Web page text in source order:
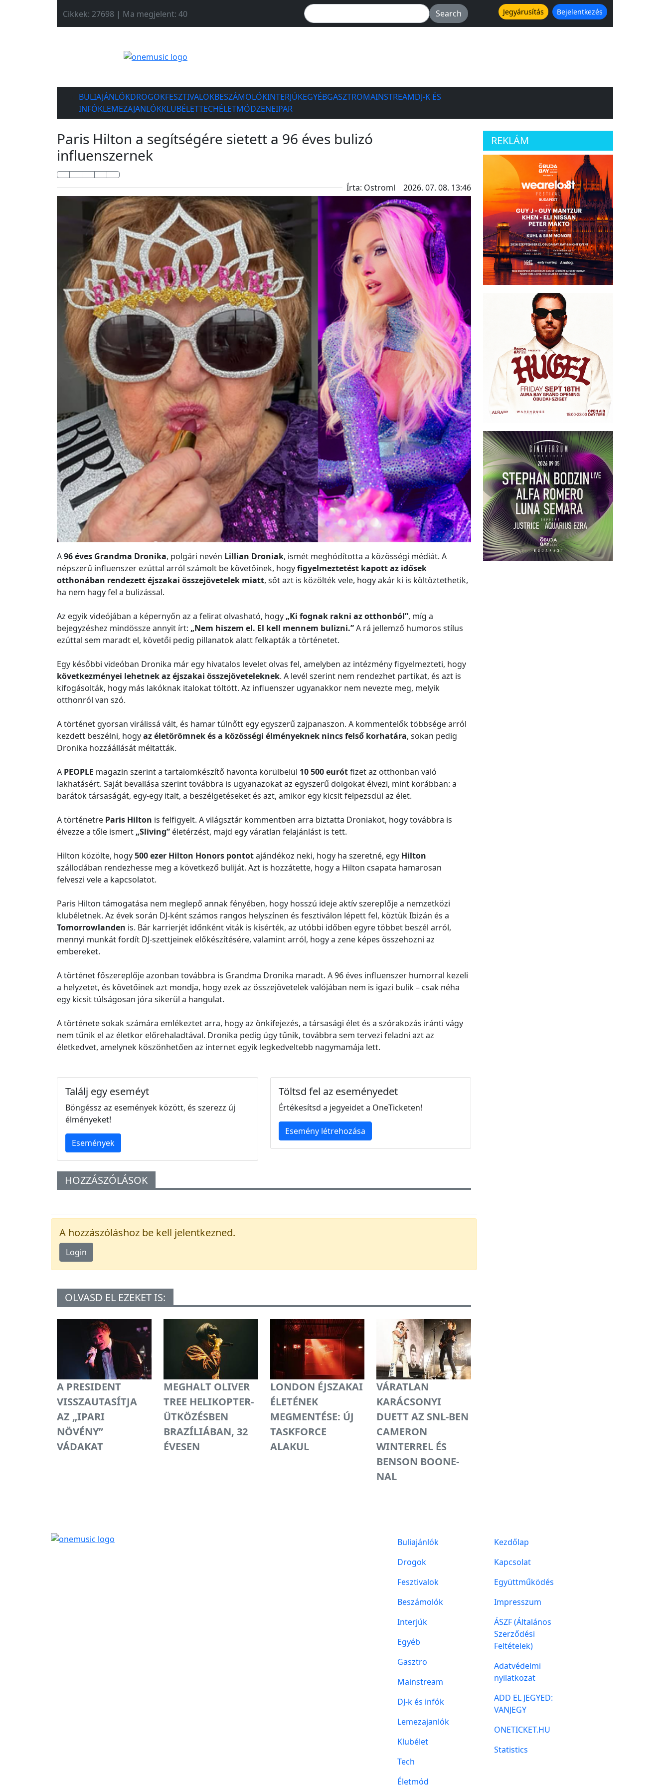
Cikkek: 27698 | Ma megjelent: 40 Jegyárusítás Bejelentkezés
BULIAJÁNLÓKDROGOKFESZTIVALOKBESZÁMOLÓKINTERJÚKEGYÉBGASZTROMAINSTREAMDJ-K ÉS
INFÓKLEMEZAJANLÓKKLUBÉLETTECHÉLETMÓDZENEIPAR
Paris Hilton a segítségére sietett a 96 éves bulizó
influenszernek
Írta: Ostroml 2026. 07. 08. 13:46
A96 éves Grandma Dronika, polgári nevén Lillian Droniak, ismét meghódította a közösségi médiát. A
népszerű influenszer ezúttal arról számolt be követőinek, hogyfigyelmeztetést kapott az idősek
otthonában rendezett éjszakai összejövetelek miatt, sőt azt is közölték vele, hogy akár ki is költöztethetik,
ha nem hagy fel a bulizással.
Az egyik videójában a képernyőn az a felirat olvasható, hogy „Ki fognak rakni az otthonból”, míg a
bejegyzéshez mindössze annyit írt: „Nem hiszem el. El kell mennem bulizni.”A rá jellemző humoros stílus
ezúttal sem maradt el, követői pedig pillanatok alatt felkapták a történetet.
Egy későbbi videóban Dronika már egy hivatalos levelet olvas fel, amelyben az intézmény figyelmezteti, hogy
következményei lehetnek az éjszakai összejöveteleknek. A levél szerint nem rendezhet partikat, és azt is
kifogásolták, hogy más lakóknak italokat töltött. Az influenszer ugyanakkor nem nevezte meg, melyik
otthonról van szó.
A történet gyorsan virálissá vált, és hamar túlnőtt egy egyszerű zajpanaszon. A kommentelők többsége arról
kezdett beszélni, hogyaz életörömnek és a közösségi élményeknek nincs felső korhatára, sokan pedig
Dronika hozzáállását méltatták.
A PEOPLE magazin szerint a tartalomkészítő havonta körülbelül 10 500 eurótfizet az otthonban való
lakhatásért. Saját bevallása szerint továbbra is ugyanazokat az egyszerű dolgokat élvezi, mint korábban: a
barátok társaságát, egy-egy italt, a beszélgetéseket és azt, amikor egy kicsit felpezsdül az élet.
A történetre Paris Hilton is felfigyelt. A világsztár kommentben arra biztatta Droniakot, hogy továbbra is
élvezze a tőle ismert „Sliving” életérzést, majd egy váratlan felajánlást is tett.
Hilton közölte, hogy500 ezer Hilton Honors pontotajándékoz neki, hogy ha szeretné, egy Hilton
szállodában rendezhesse meg a következő buliját. Azt is hozzátette, hogy a Hilton csapata hamarosan
felveszi vele a kapcsolatot.
Paris Hilton támogatása nem meglepő annak fényében, hogy hosszú ideje aktív szereplője a nemzetközi
klubéletnek. Az évek során DJ-ként számos rangos helyszínen és fesztiválon lépett fel, köztük Ibizán és a
Tomorrowlanden is. Bár karrierjét időnként viták is kísérték, az utóbbi időben egyre többet beszél arról,
mennyi munkát fordít DJ-szettjeinek előkészítésére, valamint arról, hogy a zene képes összehozni az
embereket.
A történet főszereplője azonban továbbra is Grandma Dronika maradt. A 96 éves influenszer humorral kezeli
a helyzetet, és követőinek azt mondja, hogy ezek az összejövetelek valójában nem is igazi bulik – csak néha
egy kicsit túlságosan jóra sikerül a hangulat.
A története sokak számára emlékeztet arra, hogy az önkifejezés, a társasági élet és a szórakozás iránti vágy
nem tűnik el az életkor előrehaladtával. Dronika pedig úgy tűnik, továbbra sem tervezi feladni azt az
életkedvet, amelynek köszönhetően az internet egyik legkedveltebb nagymamája lett.
Találj egy eseméyt
Böngéssz az események között, és szerezz új
élményeket!
Események
Töltsd fel az eseményedet
Értékesítsd a jegyeidet a OneTicketen!
Esemény létrehozása
HOZZÁSZÓLÁSOK
A hozzászóláshoz be kell jelentkezned.
Login
OLVASD EL EZEKET IS:
A PRESIDENT
VISSZAUTASÍTJA
AZ „IPARI
NÖVÉNY”
VÁDAKAT
MEGHALT OLIVER
TREE HELIKOPTER-
ÜTKÖZÉSBEN
BRAZÍLIÁBAN, 32
ÉVESEN
LONDON ÉJSZAKAI
ÉLETÉNEK
MEGMENTÉSE: ÚJ
TASKFORCE
ALAKUL
VÁRATLAN
KARÁCSONYI
DUETT AZ SNL-BEN
CAMERON
WINTERREL ÉS
BENSON BOONE-
NAL
REKLÁM
Buliajánlók
Drogok
Fesztivalok
Beszámolók
Interjúk
Egyéb
Gasztro
Mainstream
DJ-k és infók
Lemezajanlók
Klubélet
Tech
Életmód
Kezdőlap
Kapcsolat
Együttműködés
Impresszum
ÁSZF (Általános
Szerződési
Feltételek)
Adatvédelmi
nyilatkozat
ADD EL JEGYED:
VANJEGY
ONETICKET.HU
Statistics